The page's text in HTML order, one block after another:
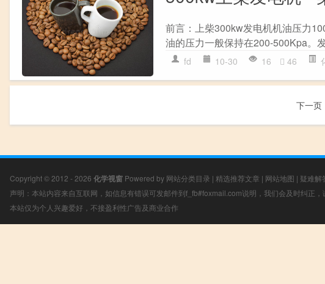
前言：上柴300kw发电机机油压力
油的压力一般保持在200-500Kpa。
fd 10-30 16 46
下一页
Copyright © 2012 - 2026 化学视窗 Powered by 网站分类目录 | 精选推荐文章 | 网站地图 | 疑难解
声明：本站内容来自互联网，如信息有错误可发邮件到f_fb#foxmail.com说明，我们会及时纠正，
本站仅为个人兴趣爱好，不接盈利性广告及商业合作